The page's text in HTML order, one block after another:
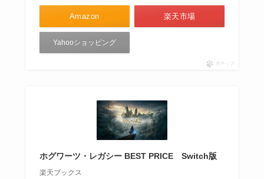
Amazon 楽天市場
Yahooショッピング
ポチップ
ホグワーツ・レガシー BEST PRICE Switch版
楽天ブックス